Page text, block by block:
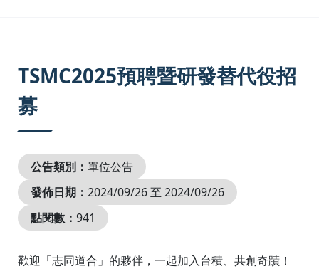
TSMC2025預聘暨研發替代役招
募
公告類別： 單位公告
發佈日期： 2024/09/26 至 2024/09/26
點閱數： 941
歡迎「志同道合」的夥伴，一起加入台積、共創奇蹟！